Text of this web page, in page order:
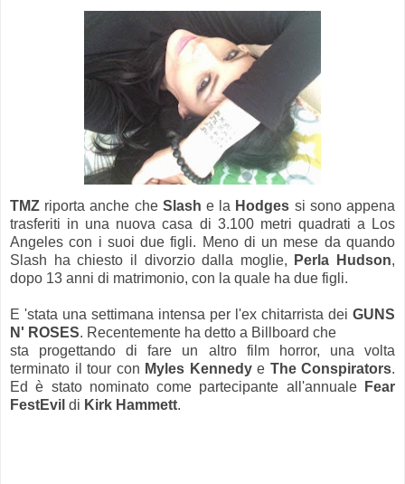
TMZ riporta anche che Slash e la Hodges si sono appena
trasferiti in una nuova casa di 3.100 metri quadrati a Los
Angeles con i suoi due figli. Meno di un mese da quando
Slash ha chiesto il divorzio dalla moglie,
Perla Hudson,
dopo 13 anni di matrimonio, con la quale ha due figli.
E 'stata una settimana intensa per l'ex chitarrista dei GUNS
N' ROSES. Recentemente ha detto a Billboard che
sta progettando di fare un altro film horror, una volta
terminato il tour con Myles Kennedye The Conspirators.
Ed è stato nominato come partecipante all'annuale
Fear
FestEvil di Kirk Hammett.